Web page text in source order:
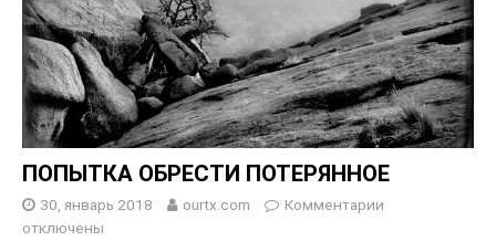
ПОПЫТКА ОБРЕСТИ ПОТЕРЯННОЕ
30, январь 2018 ourtx.com
Комментарии
отключены